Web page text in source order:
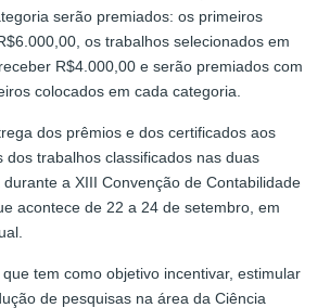
serão premiados: os primeiros
os trabalhos selecionados em
R$4.000,00 e serão premiados com
colocados em cada categoria.
dos prêmios e dos certificados aos
dos trabalhos classificados nas duas
a XIII Convenção de Contabilidade
acontece de 22 a 24 de setembro, em
tem como objetivo incentivar, estimular
de pesquisas na área da Ciência